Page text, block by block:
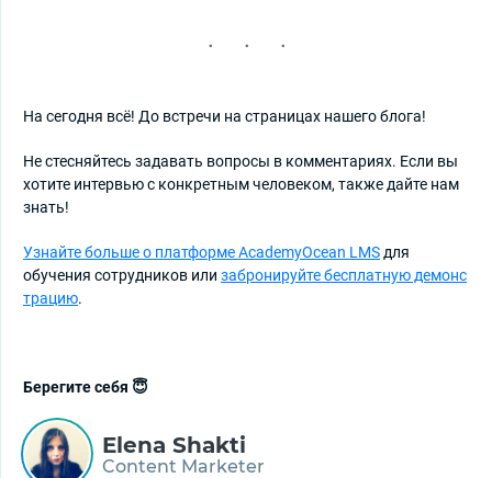
На сегодня всё! До встречи на страницах нашего блога!
Не стесняйтесь задавать вопросы в комментариях. Если вы
хотите интервью с конкретным человеком, также дайте нам
знать!
Узнайте больше о платформе AcademyOcean LMSдля
обучения сотрудников или забронируйте бесплатную демонс
трацию.
Берегите себя 😇
Elena Shakti
Content Marketer